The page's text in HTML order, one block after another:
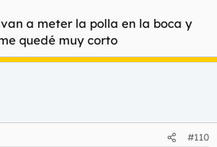
van a meter la polla en la boca y
quedé muy corto
#110